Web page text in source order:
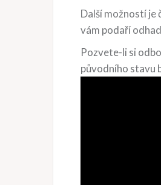
Další možností je
vám podaří
Pozvete-li si
původního stavu